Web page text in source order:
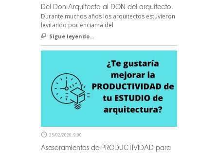
Del Don Arquitecto al DON del arquitecto.
Durante muchos años los arquitectos estuvieron
levitando por enciama del
Sigue leyendo...
25/02/2026, 9:00
Asesoramientos de PRODUCTIVIDAD para